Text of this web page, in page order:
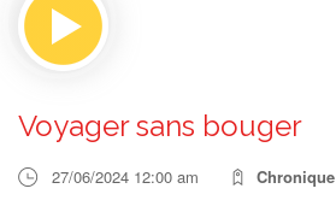
Voyager sans bouger
27/06/2024 12:00 am Chronique